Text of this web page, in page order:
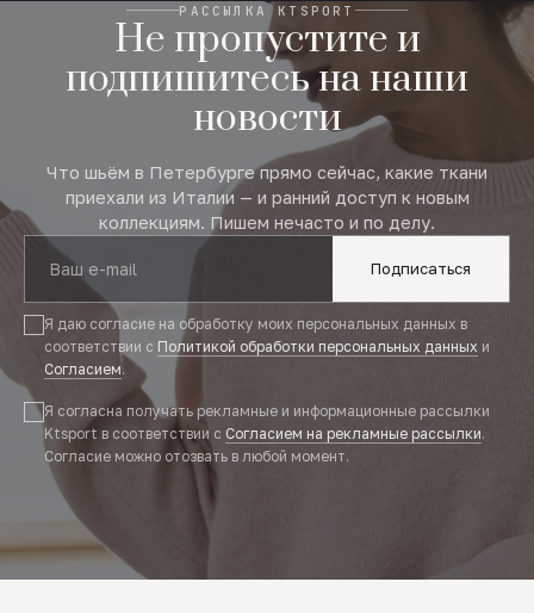
РАССЫЛКА KTSPORT
Не пропустите и
подпишитесь на наши
новости
Что шьём в Петербурге прямо сейчас, какие ткани
приехали из Италии — и ранний доступ к новым
коллекциям. Пишем нечасто и по делу.
Подписаться
Я даю согласие на обработку моих персональных данных в
соответствии с Политикой обработки персональных данных и
Согласием.
Я согласна получать рекламные и информационные рассылки
Ktsport в соответствии с Согласием на рекламные рассылки.
Согласие можно отозвать в любой момент.